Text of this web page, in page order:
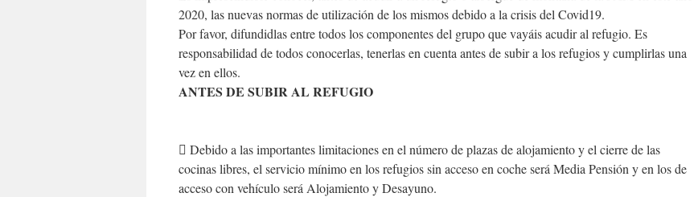
2020, las nuevas normas de utilización de los mismos debido a la crisis del Covid19.
Por favor, difundidlas entre todos los componentes del grupo que vayáis acudir al refugio. Es
responsabilidad de todos conocerlas, tenerlas en cuenta antes de subir a los refugios y cumplirlas una
vez en ellos.
ANTES DE SUBIR AL REFUGIO
 Debido a las importantes limitaciones en el número de plazas de alojamiento y el cierre de las
cocinas libres, el servicio mínimo en los refugios sin acceso en coche será Media Pensión y en los de
acceso con vehículo será Alojamiento y Desayuno.